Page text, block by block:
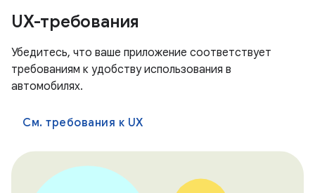
UX-требования
Убедитесь, что ваше приложение соответствует
требованиям к удобству использования в
автомобилях.
См. требования к UX